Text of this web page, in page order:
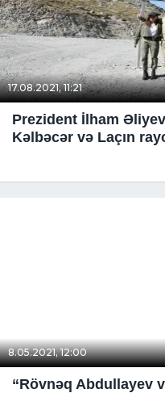
17.08.2021, 11:21
Prezident İlham
Kəlbəcər və Laçın
8.05.2021, 12:00
“Rövnəq Abdullayev